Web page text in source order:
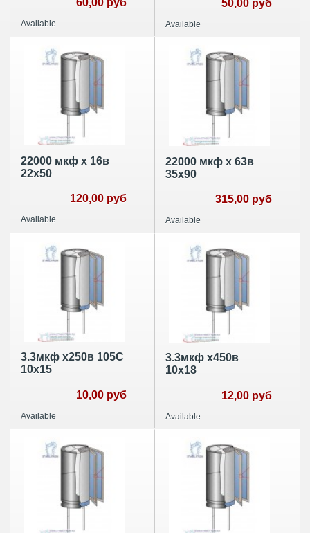
Available
50,00 руб
Available
22000 мкф х 16в
22х50
120,00 руб
Available
22000 мкф х 63в
35х90
315,00 руб
Available
3.3мкф х250в 105С
10х15
10,00 руб
Available
3.3мкф х450в
10х18
12,00 руб
Available